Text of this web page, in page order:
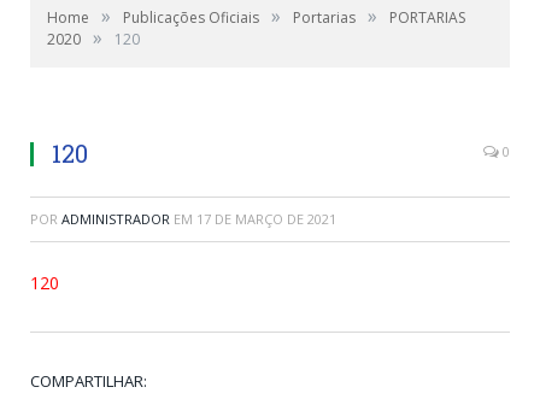
Home » Publicações Oficiais » Portarias »
PORTARIAS
2020 » 120
120 0
POR ADMINISTRADOR EM 17 DE MARÇO DE 2021
120
COMPARTILHAR: